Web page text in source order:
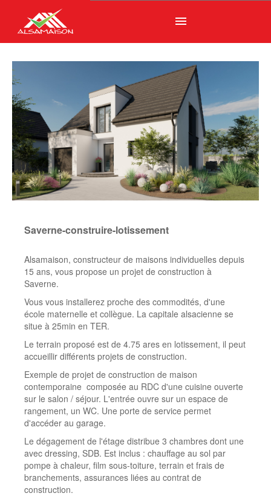
menu
Saverne-construire-lotissement
Alsamaison, constructeur de maisons individuelles depuis
15 ans, vous propose un projet de construction à
Saverne.
Vous vous installerez proche des commodités, d'une
école maternelle et collègue. La capitale alsacienne se
situe à 25min en TER.
Le terrain proposé est de 4.75 ares en lotissement, il peut
accueillir différents projets de construction.
Exemple de projet de construction de maison
contemporaine composée au RDC d'une cuisine ouverte
sur le salon / séjour. L'entrée ouvre sur un espace de
rangement, un WC. Une porte de service permet
d'accéder au garage.
Le dégagement de l'étage distribue 3 chambres dont une
avec dressing, SDB. Est inclus : chauffage au sol par
pompe à chaleur, film sous-toiture, terrain et frais de
branchements, assurances liées au contrat de
construction.